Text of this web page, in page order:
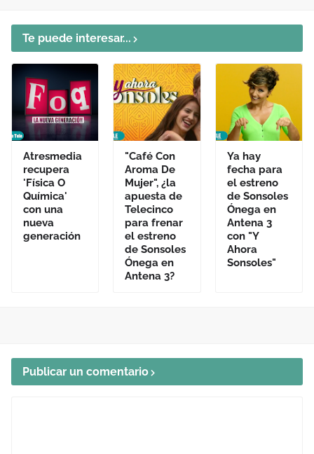
Te puede interesar...
Atresmedia
recupera
'Física O
Química'
con una
nueva
generación
"Café Con
Aroma De
Mujer", ¿la
apuesta de
Telecinco
para frenar
el estreno
de Sonsoles
Ónega en
Antena 3?
Ya hay
fecha para
el estreno
de Sonsoles
Ónega en
Antena 3
con "Y
Ahora
Sonsoles"
Publicar un comentario